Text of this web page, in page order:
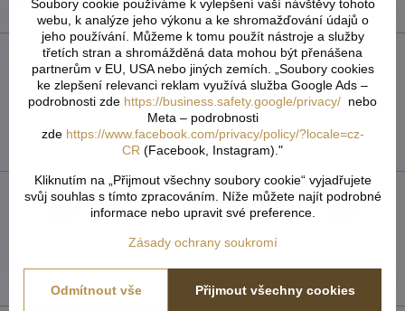
Výrobce:IM-ČR
Recenze 0
Zatím bez hodnocení. Buďte první!
Přidat recenzi
FacebookTwitterBlueskyPinterestRedditLinkedInWhatsApp
Soubory cookie používáme k vylepšení vaší návštěvy tohoto
webu, k analýze jeho výkonu a ke shromažďování údajů o
jeho používání. Můžeme k tomu použít nástroje a služby
třetích stran a shromážděná data mohou být přenášena
partnerům v EU, USA nebo jiných zemích. „Soubory cookies
ke zlepšení relevanci reklam využívá služba Google Ads –
podrobnosti zde https://business.safety.google/privacy/ nebo
Meta – podrobnosti
zde https://www.facebook.com/privacy/policy/?locale=cz-
CR (Facebook, Instagram)."
Kliknutím na „Přijmout všechny soubory cookie“ vyjadřujete
svůj souhlas s tímto zpracováním. Níže můžete najít podrobné
informace nebo upravit své preference.
Zásady ochrany soukromí
Přijmout všechny cookies
Odmítnout vše